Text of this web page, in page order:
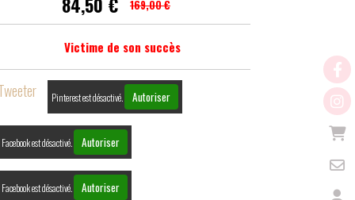
169,00 €
Victime de son succès
Pinterest est désactivé. Autoriser
Facebook est désactivé. Autoriser
Facebook est désactivé. Autoriser